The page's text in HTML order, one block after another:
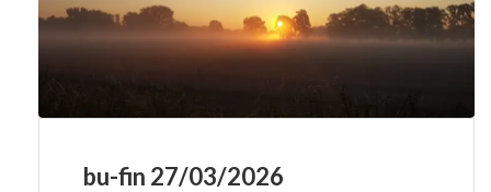
bu-fin 27/03/2026